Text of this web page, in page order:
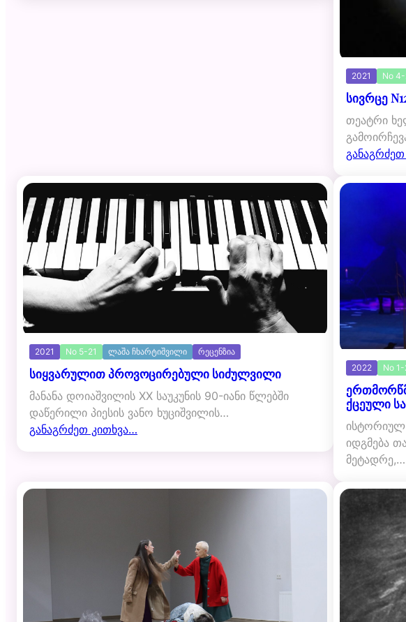
2021 No 4-
სივრცე
თეატრი
2021 No 5-21 ლაშა ჩხარტიშვილი რეცენზია
სიყვარულით პროვოცირებული სიძულვილი
მანანა დოიაშვილის XX საუკუნის 90-იანი წლებში
დაწერილი პიესის ვანო ხუციშვილის…
განაგრძეთ კითხვა…
2022 No
ქცეული
ისტორიულ
იდგმება
მეტადრე,…